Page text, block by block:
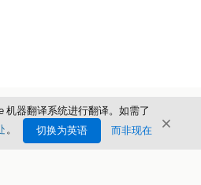
机器翻译系统进行翻译。如需了
。 切换为英语 而非现在 关闭